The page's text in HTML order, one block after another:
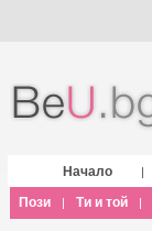
Начало |
Пози | Ти и той |